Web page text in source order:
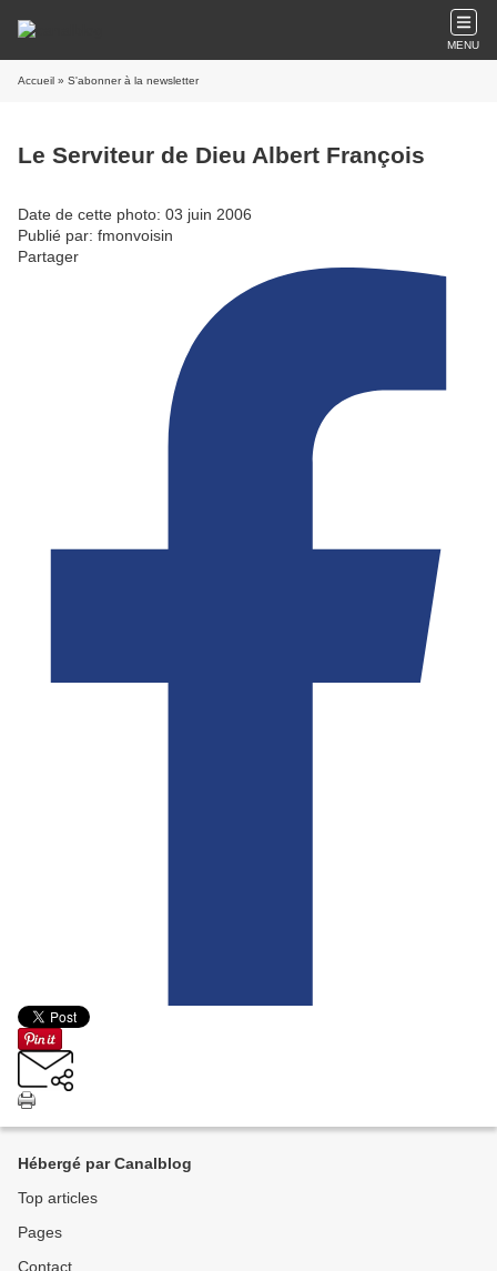
MENU
Accueil » S'abonner à la newsletter
Le Serviteur de Dieu Albert François
Date de cette photo: 03 juin 2006
Publié par: fmonvoisin
Partager
Hébergé par Canalblog
Top articles
Pages
Contact